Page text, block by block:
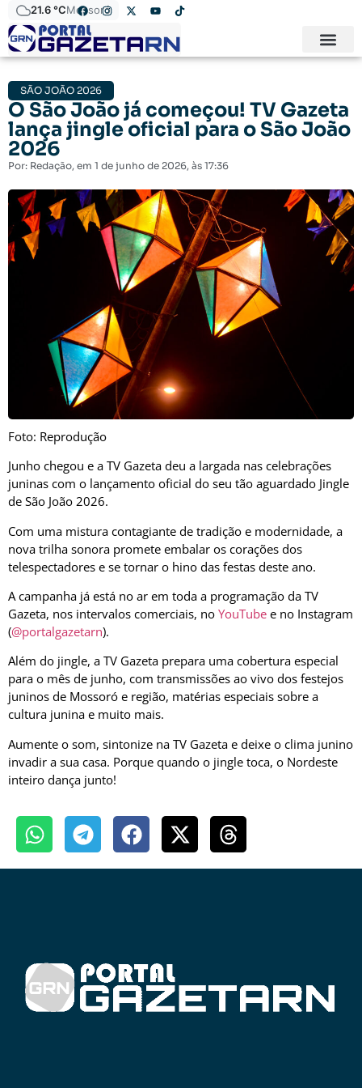
21.6 °CMossoró
SÃO JOÃO 2026
O São João já começou! TV Gazeta
lança jingle oficial para o São João
2026
Por: Redação, em 1 de junho de 2026, às 17:36
Foto: Reprodução
Junho chegou e a TV Gazeta deu a largada nas celebrações
juninas com o lançamento oficial do seu tão aguardado Jingle
de São João 2026.
Com uma mistura contagiante de tradição e modernidade, a
nova trilha sonora promete embalar os corações dos
telespectadores e se tornar o hino das festas deste ano.
A campanha já está no ar em toda a programação da TV
Gazeta, nos intervalos comerciais, no YouTube e no Instagram
(@portalgazetarn).
Além do jingle, a TV Gazeta prepara uma cobertura especial
para o mês de junho, com transmissões ao vivo dos festejos
juninos de Mossoró e região, matérias especiais sobre a
cultura junina e muito mais.
Aumente o som, sintonize na TV Gazeta e deixe o clima junino
invadir a sua casa. Porque quando o jingle toca, o Nordeste
inteiro dança junto!